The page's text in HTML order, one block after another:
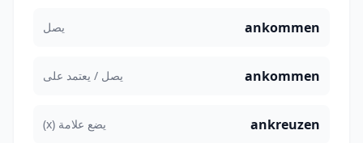
ankommen يصل
ankommen يصل / يعتمد على
ankreuzen يضع علامة (x)